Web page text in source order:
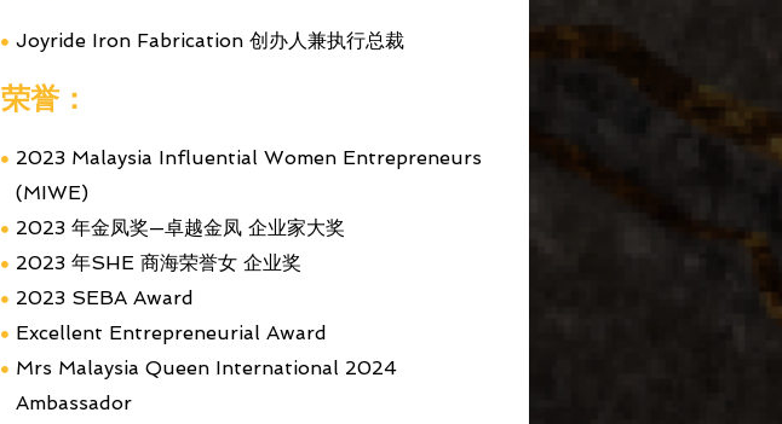
Joyride Iron Fabrication 创办人兼执行总裁
荣誉：
2023 Malaysia Influential Women Entrepreneurs
(MIWE)
2023 年金凤奖—卓越金凤 企业家大奖
2023 年SHE 商海荣誉女 企业奖
2023 SEBA Award
Excellent Entrepreneurial Award
Mrs Malaysia Queen International 2024
Ambassador